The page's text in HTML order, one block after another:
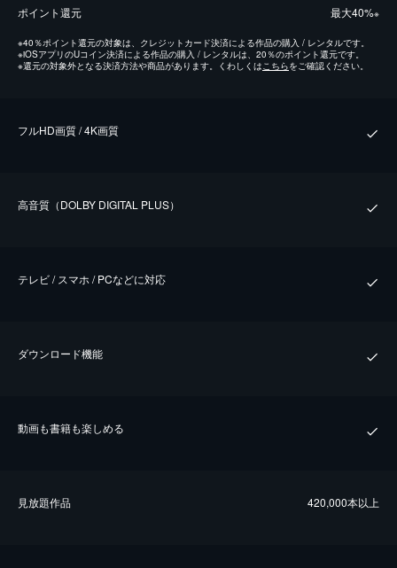
ポイント還元 最⼤40%※
※40％ポイント還元の対象は、クレジットカード決済による作品の購入 / レンタルです。
※iOSアプリのUコイン決済による作品の購入 / レンタルは、20％のポイント還元です。
※還元の対象外となる決済方法や商品があります。くわしくはこちらをご確認ください。
フルHD画質 / 4K画質
⾼⾳質（DOLBY DIGITAL PLUS）
テレビ / スマホ / PCなどに対応
ダウンロード機能
動画も書籍も楽しめる
⾒放題作品 420,000本以上